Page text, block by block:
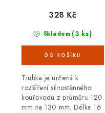
Skladem (3 ks)
328 Kč
Trubka je určená k
rozšíření silnostěnného
kouřovodu z průměru 120
mm na 130 mm. Délka 16